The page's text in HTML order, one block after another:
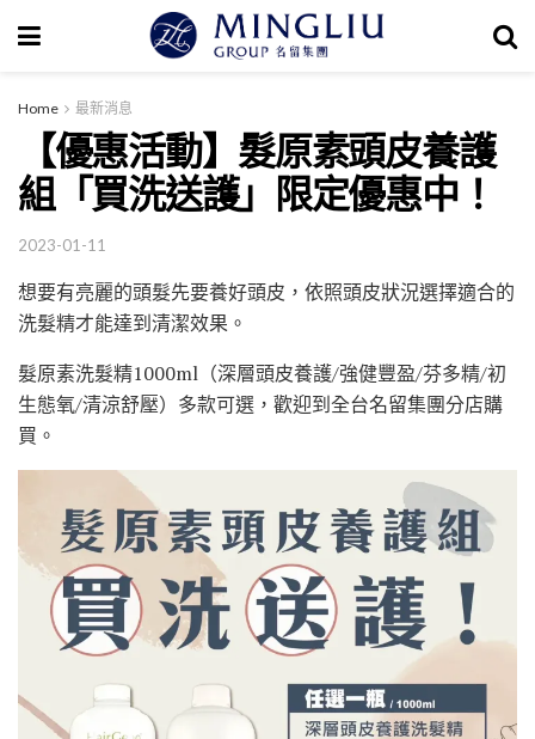
Home 最新消息
【優惠活動】髮原素頭皮養護
組「買洗送護」限定優惠中！
2023-01-11
想要有亮麗的頭髮先要養好頭皮，依照頭皮狀況選擇適合的
洗髮精才能達到清潔效果。
髮原素洗髮精1000ml（深層頭皮養護/強健豐盈/芬多精/初
生態氧/清涼舒壓）多款可選，歡迎到全台名留集團分店購
買。